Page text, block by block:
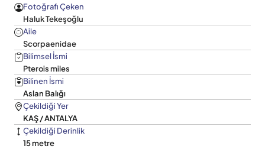
Fotoğrafı Çeken
Haluk Tekeşoğlu
Aile
Scorpaenidae
Bilimsel İsmi
Pterois miles
Bilinen İsmi
Aslan Balığı
Çekildiği Yer
KAŞ / ANTALYA
Çekildiği Derinlik
15 metre